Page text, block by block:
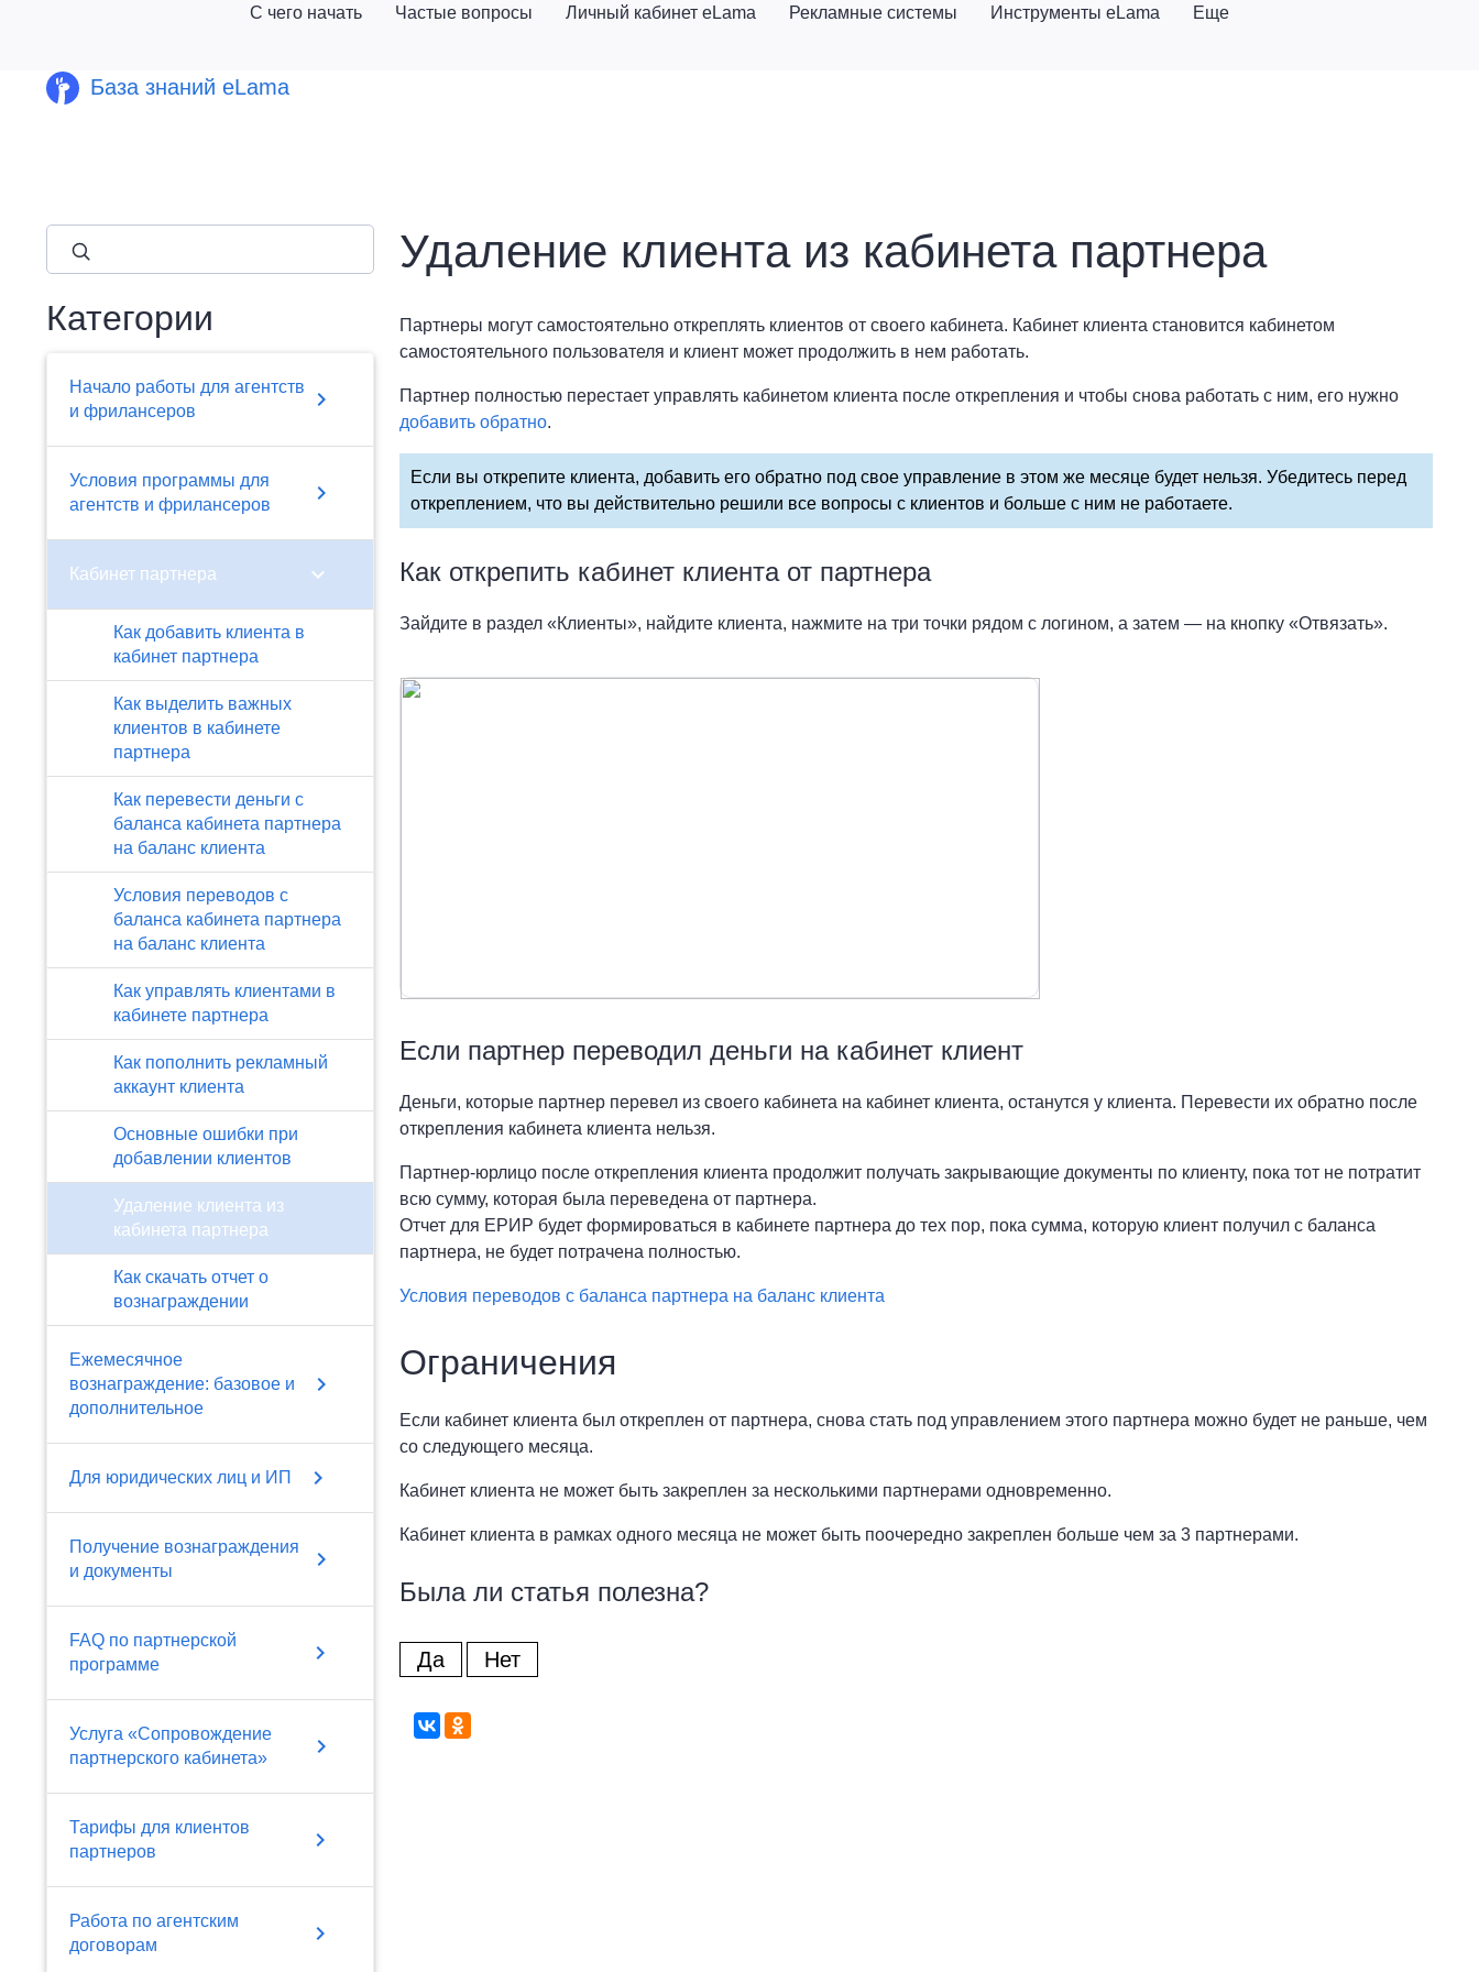
База знаний eLama
С чего начать Частые вопросы Личный кабинет eLama Рекламные системы Инструменты eLama Еще
Категории
Начало работы для агентств
и фрилансеров
chevron_right
Условия программы для
агентств и фрилансеров
chevron_right
Кабинет партнера chevron_right
Как добавить клиента в
кабинет партнера
Как выделить важных
клиентов в кабинете
партнера
Как перевести деньги с
баланса кабинета партнера
на баланс клиента
Условия переводов с
баланса кабинета партнера
на баланс клиента
Как управлять клиентами в
кабинете партнера
Как пополнить рекламный
аккаунт клиента
Основные ошибки при
добавлении клиентов
Удаление клиента из
кабинета партнера
Как скачать отчет о
вознаграждении
Ежемесячное
вознаграждение: базовое и
дополнительное
chevron_right
Для юридических лиц и ИП chevron_right
Получение вознаграждения
и документы
chevron_right
FAQ по партнерской
программе
chevron_right
Услуга «Сопровождение
партнерского кабинета»
chevron_right
Тарифы для клиентов
партнеров
chevron_right
Работа по агентским
договорам
chevron_right
Удаление клиента из кабинета партнера
Партнеры могут самостоятельно откреплять клиентов от своего кабинета. Кабинет клиента становится кабинетом
самостоятельного пользователя и клиент может продолжить в нем работать.
Партнер полностью перестает управлять кабинетом клиента после открепления и чтобы снова работать с ним, его нужно
добавить обратно.
Если вы открепите клиента, добавить его обратно под свое управление в этом же месяце будет нельзя. Убедитесь перед
откреплением, что вы действительно решили все вопросы с клиентов и больше с ним не работаете.
Как открепить кабинет клиента от партнера
Зайдите в раздел «Клиенты», найдите клиента, нажмите на три точки рядом с логином, а затем — на кнопку «Отвязать».
Если партнер переводил деньги на кабинет клиент
Деньги, которые партнер перевел из своего кабинета на кабинет клиента, останутся у клиента. Перевести их обратно после
открепления кабинета клиента нельзя.
Партнер-юрлицо после открепления клиента продолжит получать закрывающие документы по клиенту, пока тот не потратит
всю сумму, которая была переведена от партнера.
Отчет для ЕРИР будет формироваться в кабинете партнера до тех пор, пока сумма, которую клиент получил с баланса
партнера, не будет потрачена полностью.
Условия переводов с баланса партнера на баланс клиента
Ограничения
Если кабинет клиента был откреплен от партнера, снова стать под управлением этого партнера можно будет не раньше, чем
со следующего месяца.
Кабинет клиента не может быть закреплен за несколькими партнерами одновременно.
Кабинет клиента в рамках одного месяца не может быть поочередно закреплен больше чем за 3 партнерами.
Была ли статья полезна?
Да Нет